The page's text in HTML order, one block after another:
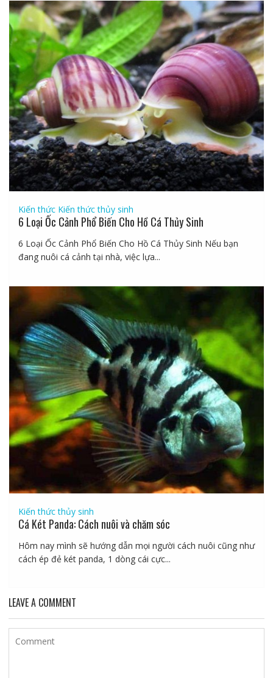
Kiến thức Kiến thức thủy sinh
6 Loại Ốc Cảnh Phổ Biến Cho Hồ Cá Thủy Sinh
6 Loại Ốc Cảnh Phổ Biến Cho Hồ Cá Thủy Sinh Nếu bạn
đang nuôi cá cảnh tại nhà, việc lựa...
Kiến thức thủy sinh
Cá Két Panda: Cách nuôi và chăm sóc
Hôm nay mình sẽ hướng dẫn mọi người cách nuôi cũng như
cách ép đẻ két panda, 1 dòng cái cực...
LEAVE A COMMENT